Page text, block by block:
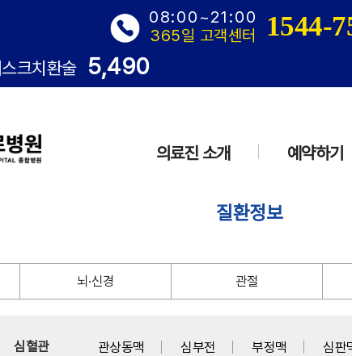
08:00~21:00
365일 고객센터
1544-
크치환술 5,490
의료진 소개 예약하기
질환정보
뇌·신경 관절
심혈관 관상동맥 심부전 부정맥 심판